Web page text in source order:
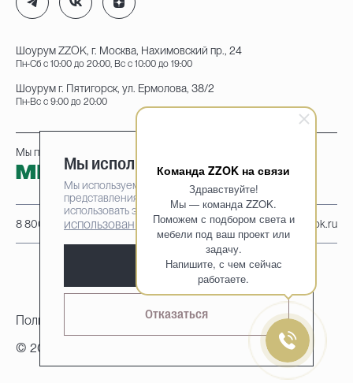
Команда ZZOK на связи
Здравствуйте!
Мы — команда ZZOK.
Поможем с подбором света и
мебели под ваш проект или
задачу.
Напишите, с чем сейчас
работаете.
Шоурум ZZOK, г. Москва, Нахимовский пр., 24
Пн-Сб с 10:00 до 20:00, Вс с 10:00 до 19:00
Шоурум г. Пятигорск, ул. Ермолова, 38/2
Пн-Вс с 9:00 до 20:00
8 800 222-95-25 info@zzok.ru
Мы принимаем к оплате:
© 2010-2026, ZZOK
Политика конфиденциальности
Мы используем cookie-файлы
Мы используем cookie-файлы для наилучшего
представления нашего сайта. Продолжая
использовать этот сайт, вы соглашаетесь на
использование cookie-файлов
Принять
Отказаться